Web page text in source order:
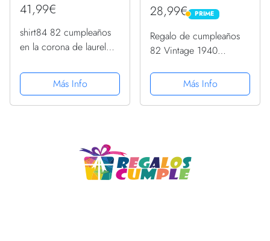
41,99€
shirt84 82 cumpleaños
en la corona de laurel
Negro , S
Más Info
28,99€ PRIME
PRIME
Regalo de cumpleaños
82 Vintage 1940
regalo Sudadera
Más Info